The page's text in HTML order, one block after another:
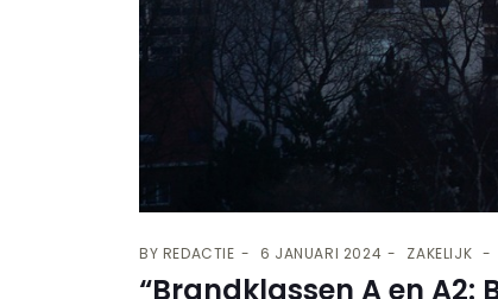
BY REDACTIE 6 JANUARI 2024 ZAKELIJK
“Brandklassen A en